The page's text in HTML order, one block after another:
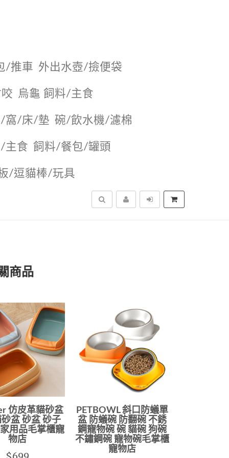
/推車 外出水壺/撿便袋
烏龜 飼料/主食
窩/床/墊 碗/飲水機/濾棉
主食 飼料/餐包/罐頭
/逗貓棒/玩具
搜尋
商品
仿皮革貓砂盆
盆 砂盆 砂子
用品毛掌櫃寵
物店
PETBOWL 斜口防蟻單
盆 防蟻碗 防翻碗 不銹
鋼寵物碗 碗 貓碗 狗碗
不鏽鋼碗 寵物碗毛掌櫃
寵物店